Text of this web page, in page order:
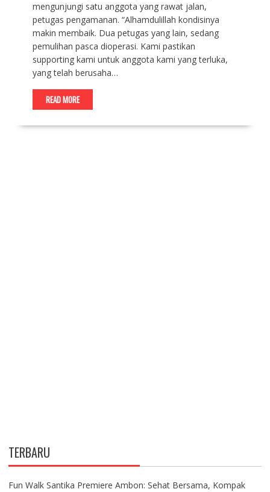
mengunjungi satu anggota yang rawat jalan,
petugas pengamanan. “Alhamdulillah kondisinya
makin membaik. Dua petugas yang lain, sedang
pemulihan pasca dioperasi. Kami pastikan
supporting kami untuk anggota kami yang terluka,
yang telah berusaha…
READ MORE
TERBARU
Fun Walk Santika Premiere Ambon: Sehat Bersama, Kompak